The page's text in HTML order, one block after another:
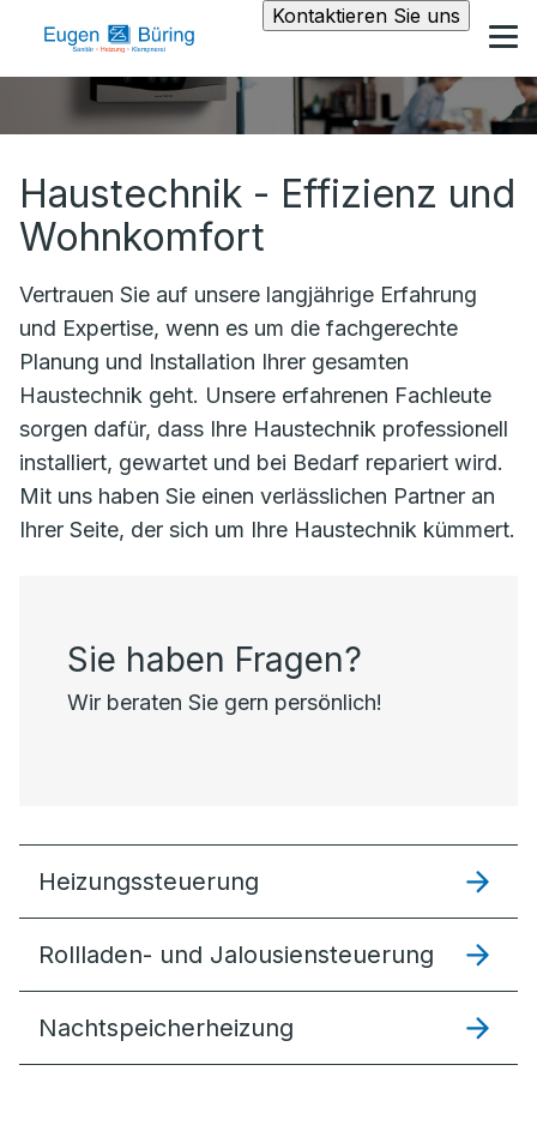
Kontaktieren Sie uns
Haustechnik - Effizienz und
Wohnkomfort
Vertrauen Sie auf unsere langjährige Erfahrung
und Expertise, wenn es um die fachgerechte
Planung und Installation Ihrer gesamten
Haustechnik geht. Unsere erfahrenen Fachleute
sorgen dafür, dass Ihre Haustechnik professionell
installiert, gewartet und bei Bedarf repariert wird.
Mit uns haben Sie einen verlässlichen Partner an
Ihrer Seite, der sich um Ihre Haustechnik kümmert.
Sie haben Fragen?
Wir beraten Sie gern persönlich!
Heizungssteuer­ung
Rollladen- und Jalousiensteuerung
Nachtspeicherheizung